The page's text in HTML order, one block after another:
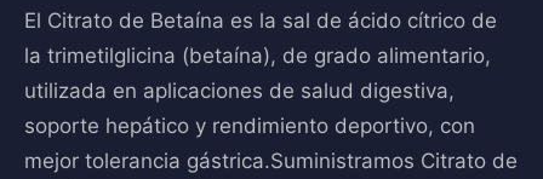
El Citrato de Betaína es la sal de ácido cítrico de
la trimetilglicina (betaína), de grado alimentario,
utilizada en aplicaciones de salud digestiva,
soporte hepático y rendimiento deportivo, con
mejor tolerancia gástrica.Suministramos Citrato de